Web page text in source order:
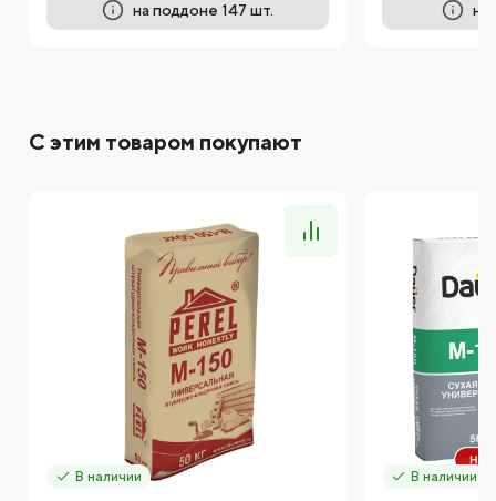
на поддоне 147 шт. на
С этим товаром покупают
В наличии В наличии